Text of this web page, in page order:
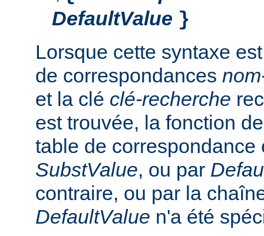
DefaultValue }
Lorsque cette syntaxe
de correspondances
et la clé clé-recherche
est trouvée, la fonction
table de correspondance
SubstValue, ou par
contraire, ou par la
DefaultValue n'a été